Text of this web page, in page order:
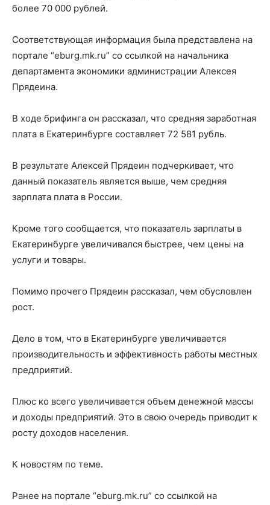
более 70 000 рублей.
Соответствующая информация была представлена на
портале “eburg.mk.ru” со ссылкой на начальника
департамента экономики администрации Алексея
Прядеина.
В ходе брифинга он рассказал, что средняя заработная
плата в Екатеринбурге составляет 72 581 рубль.
В результате Алексей Прядеин подчеркивает, что
данный показатель является выше, чем средняя
зарплата плата в России.
Кроме того сообщается, что показатель зарплаты в
Екатеринбурге увеличивался быстрее, чем цены на
услуги и товары.
Помимо прочего Прядеин рассказал, чем обусловлен
рост.
Дело в том, что в Екатеринбурге увеличивается
производительность и эффективность работы местных
предприятий.
Плюс ко всего увеличивается объем денежной массы
и доходы предприятий. Это в свою очередь приводит к
росту доходов населения.
К новостям по теме.
Ранее на портале “eburg.mk.ru” со ссылкой на